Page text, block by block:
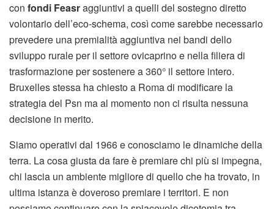
con fondi Feasraggiuntivi a quelli del sostegno diretto
volontario dell’eco-schema, così come sarebbe necessario
prevedere una premialità aggiuntiva nei bandi dello
sviluppo rurale per il settore ovicaprino e nella filiera di
trasformazione per sostenere a 360° il settore intero.
Bruxelles stessa ha chiesto a Roma di modificare la
strategia del Psn ma al momento non ci risulta nessuna
decisione in merito.
Siamo operativi dal 1966 e conosciamo le dinamiche della
terra. La cosa giusta da fare è premiare chi più si impegna,
chi lascia un ambiente migliore di quello che ha trovato, in
ultima istanza è doveroso premiare i territori. E non